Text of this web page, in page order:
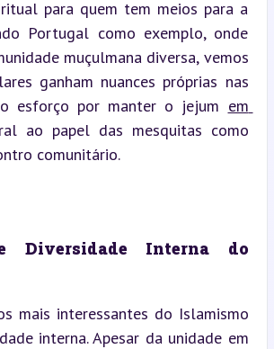
para quem tem meios para a
Portugal como exemplo, onde
muçulmana diversa, vemos
ganham nuances próprias nas
esforço por manter o jejum em
ao papel das mesquitas como
comunitário.
Diversidade Interna do
mais interessantes do Islamismo
interna. Apesar da unidade em